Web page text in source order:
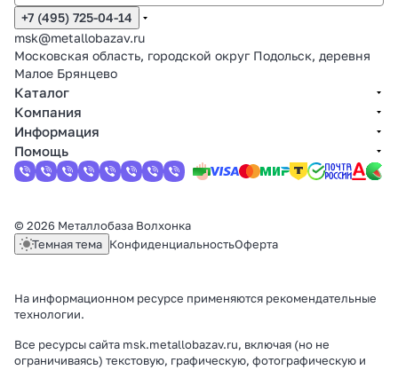
+7 (495) 725-04-14
msk@metallobazav.ru
Московская область, городской округ Подольск, деревня
Малое Брянцево
Каталог
Компания
Информация
Помощь
© 2026 Металлобаза Волхонка
Темная тема КонфиденциальностьОферта
На информационном ресурсе применяются рекомендательные
технологии.
Все ресурсы сайта msk.metallobazav.ru, включая (но не
ограничиваясь) текстовую, графическую, фотографическую и